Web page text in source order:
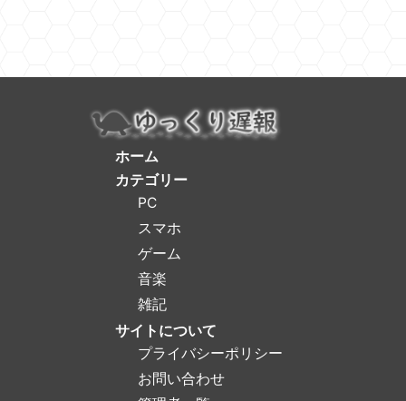
ホーム
カテゴリー
PC
スマホ
ゲーム
音楽
雑記
サイトについて
プライバシーポリシー
お問い合わせ